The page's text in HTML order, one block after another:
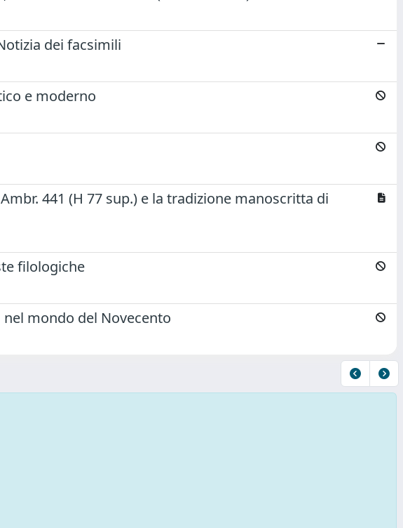
dei facsimili
e moderno
Ambr. 441 (H 77 sup.) e la tradizione manoscritta di
filologiche
mondo del Novecento